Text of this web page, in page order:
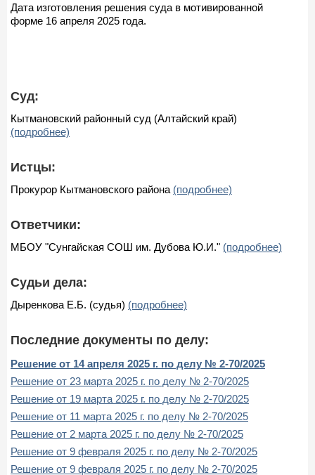
Дата изготовления решения суда в мотивированной
форме 16 апреля 2025 года.
Суд:
Кытмановский районный суд (Алтайский край)
(подробнее)
Истцы:
Прокурор Кытмановского района (подробнее)
Ответчики:
МБОУ "Сунгайская СОШ им. Дубова Ю.И." (подробнее)
Судьи дела:
Дыренкова Е.Б. (судья) (подробнее)
Последние документы по делу:
Решение от 14 апреля 2025 г. по делу № 2-70/2025
Решение от 23 марта 2025 г. по делу № 2-70/2025
Решение от 19 марта 2025 г. по делу № 2-70/2025
Решение от 11 марта 2025 г. по делу № 2-70/2025
Решение от 2 марта 2025 г. по делу № 2-70/2025
Решение от 9 февраля 2025 г. по делу № 2-70/2025
Решение от 9 февраля 2025 г. по делу № 2-70/2025